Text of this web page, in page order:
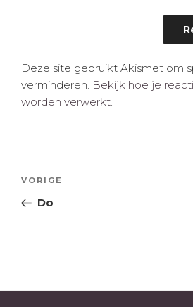
Deze site gebruikt Akismet om
verminderen. Bekijk hoe je
worden verwerkt.
Vorig
bericht
VORIGE
Do